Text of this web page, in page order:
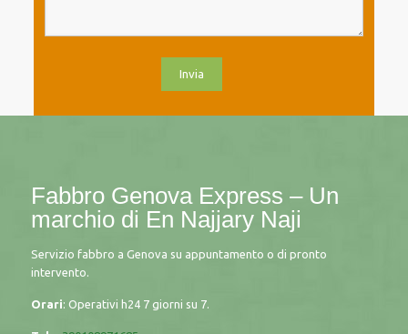
Fabbro Genova Express – Un
marchio di En Najjary Naji
Servizio fabbro a Genova su appuntamento o di pronto
intervento.
Orari: Operativi h24 7 giorni su 7.